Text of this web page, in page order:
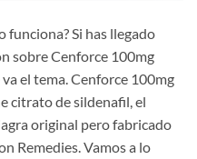
funciona? Si has llegado
sobre Cenforce 100mg
el tema. Cenforce 100mg
citrato de sildenafil, el
original pero fabricado
Remedies. Vamos a lo